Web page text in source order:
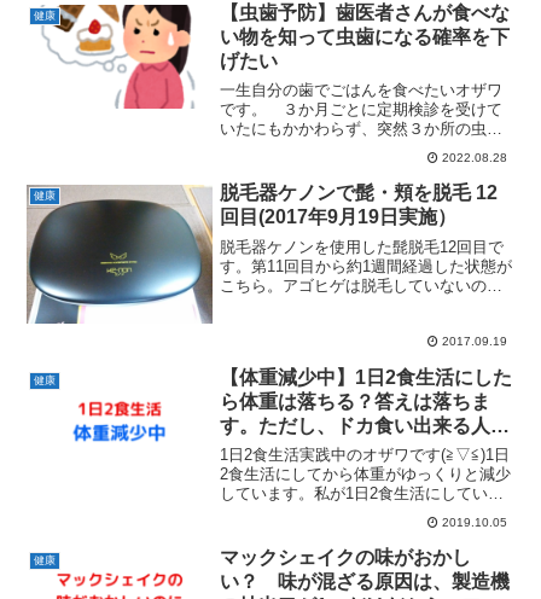
健康
【虫歯予防】歯医者さんが食べな
い物を知って虫歯になる確率を下
げたい
一生自分の歯でごはんを食べたいオザワ
です。 ３か月ごとに定期検診を受けて
いたにもかかわらず、突然３か所の虫歯
を告知されました。その詳細はこちらの
記事でご覧ください。フッ化物配合歯磨
剤やフッ化物洗口剤ミラノール利用して
予防していたのですが、無...
2022.08.28
健康
脱毛器ケノンで髭・頬を脱毛 12
回目(2017年9月19日実施）
脱毛器ケノンを使用した髭脱毛12回目で
す。第11回目から約1週間経過した状態が
こちら。アゴヒゲは脱毛していないの
毛の方が早く終了しそうな雰囲気があり
2017.09.19
健康
【体重減少中】1日2食生活にした
ら体重は落ちる？答えは落ちま
す。ただし、ドカ食い出来る人は
除く。
1日2食生活実践中のオザワです(≧▽≦)1日
2食生活にしてから体重がゆっくりと減少
しています。私が1日2食生活にしている
理由はダイエットのためではありません
が、食事回数を減らすと体重の変化もあ
るということを記録しておきます。余談
となりますが...
2019.10.05
健康
マックシェイクの味がおかし
い？ 味が混ざる原因は、製造機